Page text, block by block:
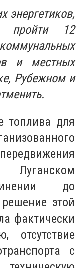
энергетиков,
пройти 12
и местных
Рубежном и
топлива для
до
этой
фактически
с